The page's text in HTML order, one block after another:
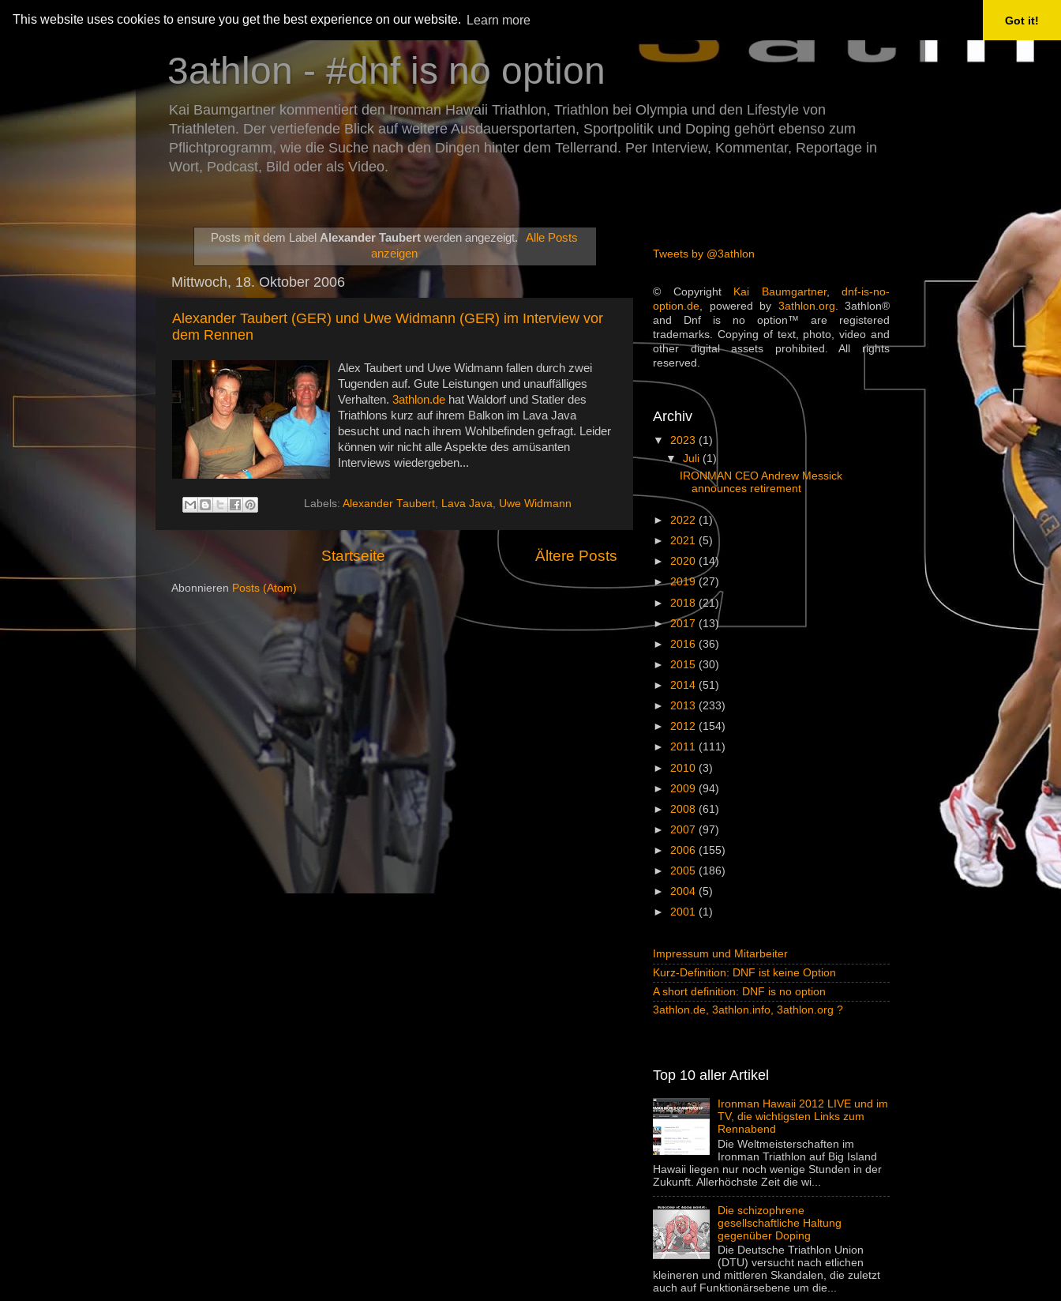
This website uses cookies to ensure you get the best experience on our website. Learn more Got it!
3athlon - #dnf is no option
Kai Baumgartner kommentiert den Ironman Hawaii Triathlon, Triathlon bei Olympia und den Lifestyle von
Triathleten. Der vertiefende Blick auf weitere Ausdauersportarten, Sportpolitik und Doping gehört ebenso zum
Pflichtprogramm, wie die Suche nach den Dingen hinter dem Tellerrand. Per Interview, Kommentar, Reportage in
Wort, Podcast, Bild oder als Video.
Posts mit dem Label Alexander Taubert werden angezeigt.
Alle Posts
anzeigen
Mittwoch, 18. Oktober 2006
Alexander Taubert (GER) und Uwe Widmann (GER) im Interview vor
dem Rennen
Alex Taubert und Uwe Widmann fallen durch zwei
Tugenden auf. Gute Leistungen und unauffälliges
Verhalten. 3athlon.de hat Waldorf und Statler des
Triathlons kurz auf ihrem Balkon im Lava Java
besucht und nach ihrem Wohlbefinden gefragt. Leider
können wir nicht alle Aspekte des amüsanten
Interviews wiedergeben...
Labels: Alexander Taubert, Lava Java, Uwe Widmann
Ältere Posts
Startseite
Abonnieren Posts (Atom)
Tweets by @3athlon
© Copyright Kai Baumgartner, dnf-is-no-
option.de , powered by 3athlon.org . 3athlon®
and Dnf is no option™ are registered
trademarks. Copying of text, photo, video and
other digital assets prohibited. All rights
reserved.
Archiv
▼ 2023 (1)
▼Juli (1)
IRONMAN CEO Andrew Messick
announces retirement
► 2022 (1)
► 2021 (5)
► 2020 (14)
►2019 (27)
► 2018 (21)
►2017 (13)
► 2016 (36)
► 2015 (30)
► 2014 (51)
► 2013 (233)
► 2012 (154)
► 2011 (111)
► 2010 (3)
► 2009 (94)
► 2008 (61)
► 2007 (97)
► 2006 (155)
► 2005 (186)
► 2004 (5)
► 2001 (1)
Impressum und Mitarbeiter
Kurz-Definition: DNF ist keine Option
A short definition: DNF is no option
3athlon.de, 3athlon.info, 3athlon.org ?
Top 10 aller Artikel
Ironman Hawaii 2012 LIVE und im
TV, die wichtigsten Links zum
Rennabend
Die Weltmeisterschaften im
Ironman Triathlon auf Big Island
Hawaii liegen nur noch wenige Stunden in der
Zukunft. Allerhöchste Zeit die wi...
Die schizophrene
gesellschaftliche Haltung
gegenüber Doping
Die Deutsche Triathlon Union
(DTU) versucht nach etlichen
kleineren und mittleren Skandalen, die zuletzt
auch auf Funktionärsebene um die...